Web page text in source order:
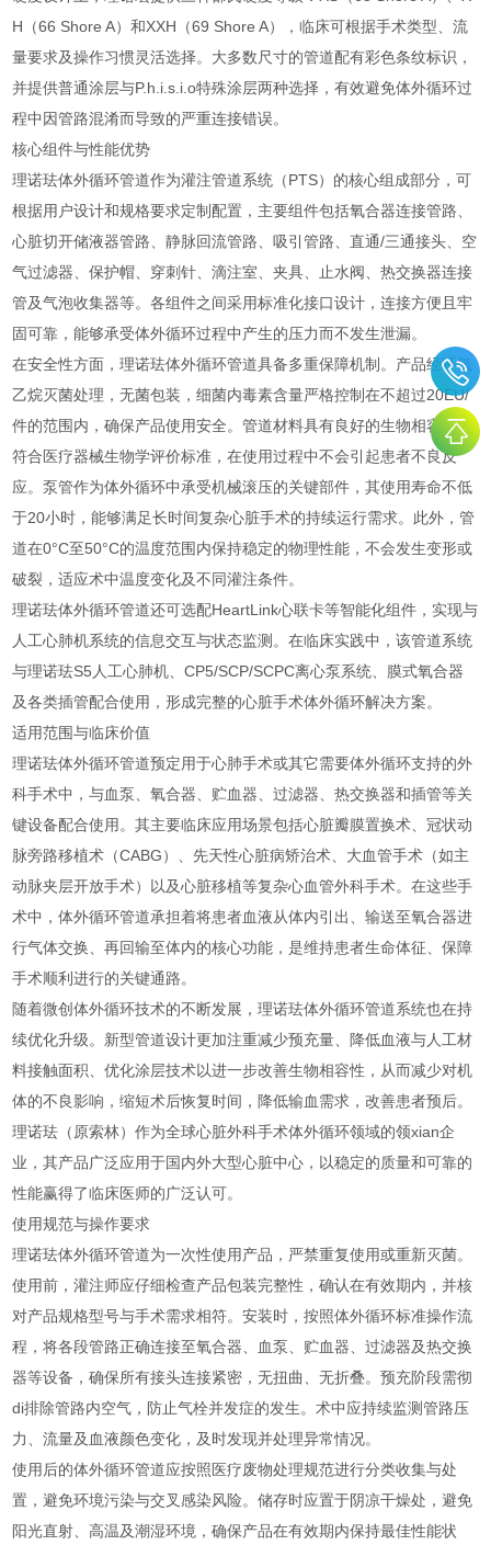
H（66 Shore A）和XXH（69 Shore A），临床可根据手术类型、流
量要求及操作习惯灵活选择。大多数尺寸的管道配有彩色条纹标识，
并提供普通涂层与P.h.i.s.i.o特殊涂层两种选择，有效避免体外循环过
程中因管路混淆而导致的严重连接错误。
核心组件与性能优势
理诺珐体外循环管道作为灌注管道系统（PTS）的核心组成部分，可
根据用户设计和规格要求定制配置，主要组件包括氧合器连接管路、
心脏切开储液器管路、静脉回流管路、吸引管路、直通/三通接头、空
气过滤器、保护帽、穿刺针、滴注室、夹具、止水阀、热交换器连接
管及气泡收集器等。各组件之间采用标准化接口设计，连接方便且牢
固可靠，能够承受体外循环过程中产生的压力而不发生泄漏。
在安全性方面，理诺珐体外循环管道具备多重保障机制。产品经环氧
乙烷灭菌处理，无菌包装，细菌内毒素含量严格控制在不超过20EU/
件的范围内，确保产品使用安全。管道材料具有良好的生物相容性，
符合医疗器械生物学评价标准，在使用过程中不会引起患者不良反
应。泵管作为体外循环中承受机械滚压的关键部件，其使用寿命不低
于20小时，能够满足长时间复杂心脏手术的持续运行需求。此外，管
道在0°C至50°C的温度范围内保持稳定的物理性能，不会发生变形或
破裂，适应术中温度变化及不同灌注条件。
理诺珐体外循环管道还可选配HeartLink心联卡等智能化组件，实现与
人工心肺机系统的信息交互与状态监测。在临床实践中，该管道系统
与理诺珐S5人工心肺机、CP5/SCP/SCPC离心泵系统、膜式氧合器
及各类插管配合使用，形成完整的心脏手术体外循环解决方案。
适用范围与临床价值
理诺珐体外循环管道预定用于心肺手术或其它需要体外循环支持的外
科手术中，与血泵、氧合器、贮血器、过滤器、热交换器和插管等关
键设备配合使用。其主要临床应用场景包括心脏瓣膜置换术、冠状动
脉旁路移植术（CABG）、先天性心脏病矫治术、大血管手术（如主
动脉夹层开放手术）以及心脏移植等复杂心血管外科手术。在这些手
术中，体外循环管道承担着将患者血液从体内引出、输送至氧合器进
行气体交换、再回输至体内的核心功能，是维持患者生命体征、保障
手术顺利进行的关键通路。
随着微创体外循环技术的不断发展，理诺珐体外循环管道系统也在持
续优化升级。新型管道设计更加注重减少预充量、降低血液与人工材
料接触面积、优化涂层技术以进一步改善生物相容性，从而减少对机
体的不良影响，缩短术后恢复时间，降低输血需求，改善患者预后。
理诺珐（原索林）作为全球心脏外科手术体外循环领域的领xian企
业，其产品广泛应用于国内外大型心脏中心，以稳定的质量和可靠的
性能赢得了临床医师的广泛认可。
使用规范与操作要求
理诺珐体外循环管道为一次性使用产品，严禁重复使用或重新灭菌。
使用前，灌注师应仔细检查产品包装完整性，确认在有效期内，并核
对产品规格型号与手术需求相符。安装时，按照体外循环标准操作流
程，将各段管路正确连接至氧合器、血泵、贮血器、过滤器及热交换
器等设备，确保所有接头连接紧密，无扭曲、无折叠。预充阶段需彻
di排除管路内空气，防止气栓并发症的发生。术中应持续监测管路压
力、流量及血液颜色变化，及时发现并处理异常情况。
使用后的体外循环管道应按照医疗废物处理规范进行分类收集与处
置，避免环境污染与交叉感染风险。储存时应置于阴凉干燥处，避免
阳光直射、高温及潮湿环境，确保产品在有效期内保持最佳性能状